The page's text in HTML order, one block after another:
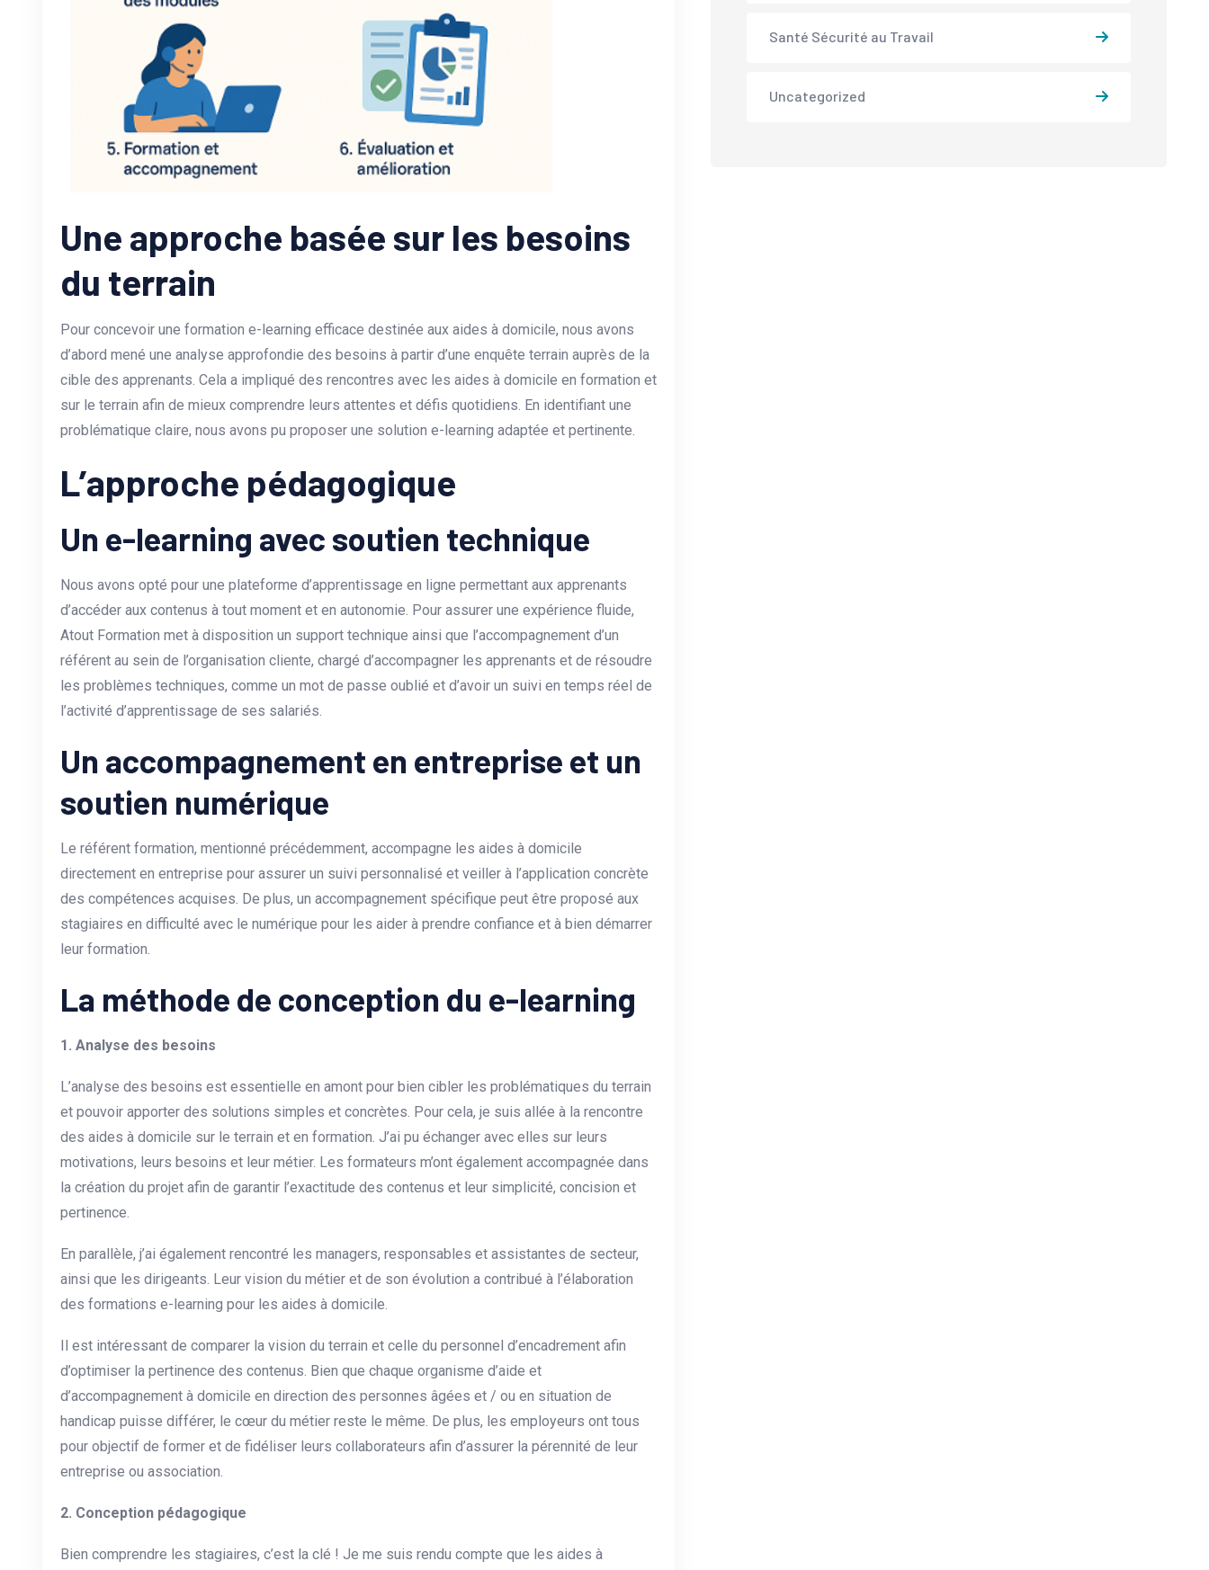
Une approche basée sur les besoins
du terrain
Pour concevoir une formation e-learning efficace destinée aux aides à domicile, nous avons
d’abord mené une analyse approfondie des besoins à partir d’une enquête terrain auprès de la
cible des apprenants. Cela a impliqué des rencontres avec les aides à domicile en formation et
sur le terrain afin de mieux comprendre leurs attentes et défis quotidiens. En identifiant une
problématique claire, nous avons pu proposer une solution e-learning adaptée et pertinente.
L’approche pédagogique
Un e-learning avec soutien technique
Nous avons opté pour une plateforme d’apprentissage en ligne permettant aux apprenants
d’accéder aux contenus à tout moment et en autonomie. Pour assurer une expérience fluide,
Atout Formation met à disposition un support technique ainsi que l’accompagnement d’un
référent au sein de l’organisation cliente, chargé d’accompagner les apprenants et de résoudre
les problèmes techniques, comme un mot de passe oublié et d’avoir un suivi en temps réel de
l’activité d’apprentissage de ses salariés.
Un accompagnement en entreprise et un
soutien numérique
Le référent formation, mentionné précédemment, accompagne les aides à domicile
directement en entreprise pour assurer un suivi personnalisé et veiller à l’application concrète
des compétences acquises. De plus, un accompagnement spécifique peut être proposé aux
stagiaires en difficulté avec le numérique pour les aider à prendre confiance et à bien démarrer
leur formation.
La méthode de conception du e-learning
1. Analyse des besoins
L’analyse des besoins est essentielle en amont pour bien cibler les problématiques du terrain
et pouvoir apporter des solutions simples et concrètes. Pour cela, je suis allée à la rencontre
des aides à domicile sur le terrain et en formation. J’ai pu échanger avec elles sur leurs
motivations, leurs besoins et leur métier. Les formateurs m’ont également accompagnée dans
la création du projet afin de garantir l’exactitude des contenus et leur simplicité, concision et
pertinence.
En parallèle, j’ai également rencontré les managers, responsables et assistantes de secteur,
ainsi que les dirigeants. Leur vision du métier et de son évolution a contribué à l’élaboration
des formations e-learning pour les aides à domicile.
Il est intéressant de comparer la vision du terrain et celle du personnel d’encadrement afin
d’optimiser la pertinence des contenus. Bien que chaque organisme d’aide et
d’accompagnement à domicile en direction des personnes âgées et / ou en situation de
handicap puisse différer, le cœur du métier reste le même. De plus, les employeurs ont tous
pour objectif de former et de fidéliser leurs collaborateurs afin d’assurer la pérennité de leur
entreprise ou association.
2. Conception pédagogique
Bien comprendre les stagiaires, c’est la clé ! Je me suis rendu compte que les aides à
Santé Sécurité au Travail
Uncategorized